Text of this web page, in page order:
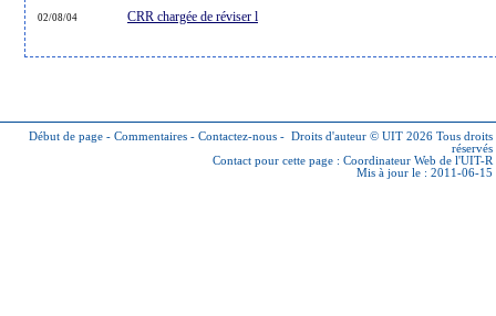
02/08/04 CRR chargée de réviser l
Début de page - Commentaires - Contactez-nous - Droits d'auteur © UIT 2026 Tous droits
réservés
Contact pour cette page : Coordinateur Web de l'UIT-R
Mis à jour le : 2011-06-15